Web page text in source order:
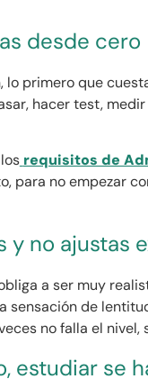
desde cero
primero que
hacer test,
requisitos de
para no empezar
y no ajustas
a ser muy
sensación de
no falla el nivel,
estudiar se